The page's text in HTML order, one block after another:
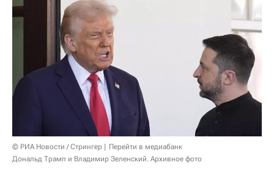
© РИА Новости / Стрингер
Перейти в медиабанк
Дональд Трамп и Владимир Зеленский. Архивное фото